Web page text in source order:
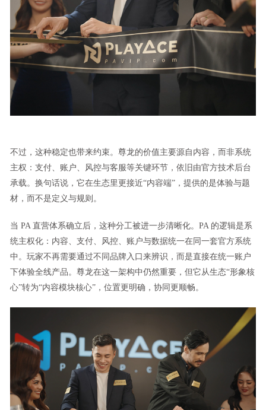
不过，这种稳定也带来约束。尊龙的价值主要源自内容，而非系统
主权：支付、账户、风控与客服等关键环节，依旧由官方技术后台
承载。换句话说，它在生态里更接近“内容端”，提供的是体验与题
材，而不是定义与规则。
当 PA 直营体系确立后，这种分工被进一步清晰化。PA 的逻辑是系
统主权化：内容、支付、风控、账户与数据统一在同一套官方系统
中。玩家不再需要通过不同品牌入口来辨识，而是直接在统一账户
下体验全线产品。尊龙在这一架构中仍然重要，但它从生态“形象核
心”转为“内容模块核心”，位置更明确，协同更顺畅。